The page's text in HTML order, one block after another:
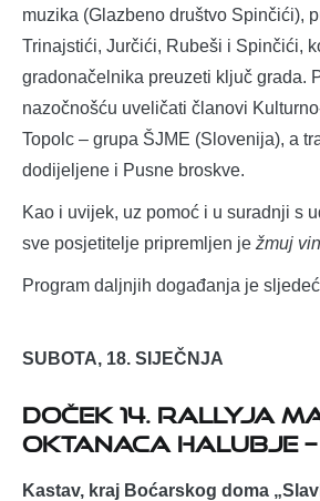
muzika (Glazbeno društvo Spinčići),
Trinajstići, Jurčići, Rubeši i Spinčići,
gradonačelnika preuzeti ključ grada.
nazočnošću uveličati članovi
Topolc – grupa ŠJME (Slovenija), a
dodijeljene i Pusne broskve.
Kao i uvijek, uz pomoć i u suradnji s
sve posjetitelje pripremljen je žmuj
Program daljnjih događanja je
SUBOTA, 18. SIJEČNJA
Doček 14. Rallyja
oktanaca Halubje
Kastav, kraj Boćarskog doma